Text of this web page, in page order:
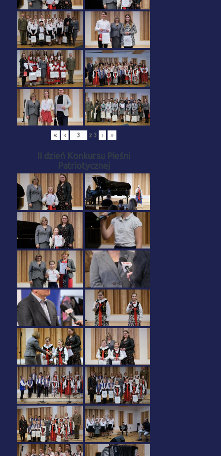
« ‹ z3 › »
II dzień Konkursu Pieśni
Patriotycznej